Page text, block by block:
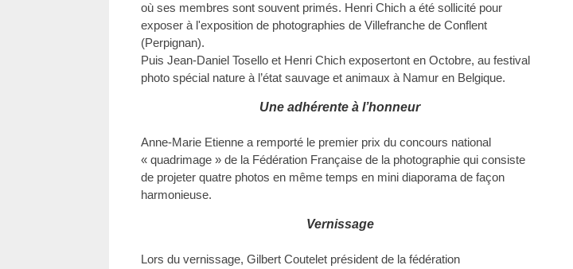
où ses membres sont souvent primés. Henri Chich a été sollicité pour
exposer à l'exposition de photographies de Villefranche de Conflent
(Perpignan).
Puis Jean-Daniel Tosello et Henri Chich exposertont en Octobre, au festival
photo spécial nature à l’état sauvage et animaux à Namur en Belgique.
Une adhérente à l’honneur
Anne-Marie Etienne a remporté le premier prix du concours national
« quadrimage » de la Fédération Française de la photographie qui consiste
de projeter quatre photos en même temps en mini diaporama de façon
harmonieuse.
Vernissage
Lors du vernissage, Gilbert Coutelet président de la fédération